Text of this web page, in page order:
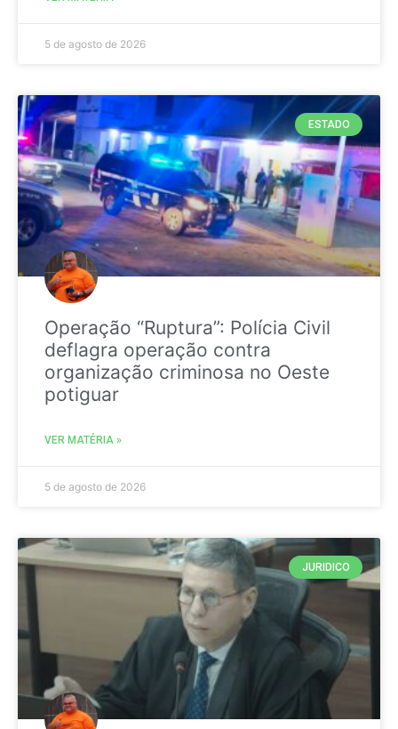
5 de agosto de 2026
ESTADO
Operação “Ruptura”: Polícia Civil
deflagra operação contra
organização criminosa no Oeste
potiguar
VER MATÉRIA »
5 de agosto de 2026
JURIDICO